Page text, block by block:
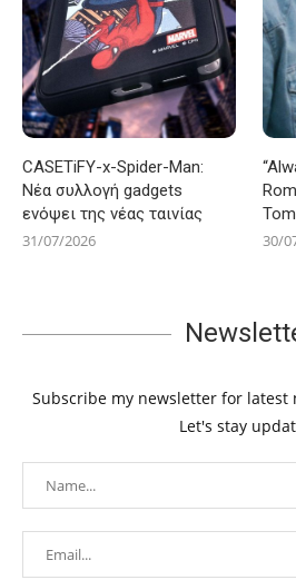
CASETiFY-x-Spider-Man:
Νέα συλλογή gadgets
ενόψει της νέας ταινίας
31/07/2026
30/
Subscribe my newsletter for latest
Let's stay